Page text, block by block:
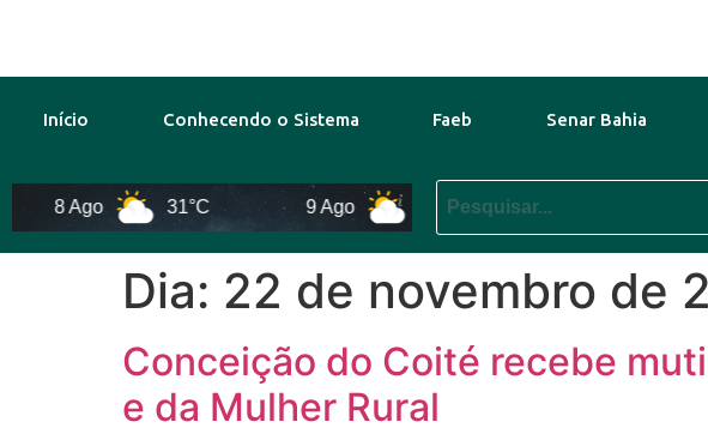
Início Conhecendo o Sistema Faeb Senar Bahia
8 Ago 31°C 9 Ago 31°C 10 Ago
Dia: 22 de novembro de
Conceição do Coité recebe
e da Mulher Rural